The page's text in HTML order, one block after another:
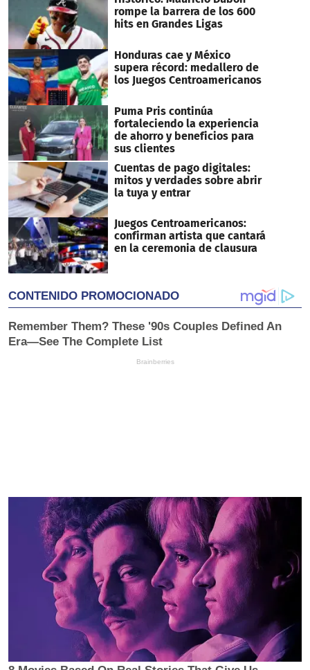
rompe la barrera de los 600
hits en Grandes Ligas
Honduras cae y México
supera récord: medallero de
los Juegos Centroamericanos
Puma Pris continúa
fortaleciendo la experiencia
de ahorro y beneficios para
sus clientes
Cuentas de pago digitales:
mitos y verdades sobre abrir
la tuya y entrar
Juegos Centroamericanos:
confirman artista que cantará
en la ceremonia de clausura